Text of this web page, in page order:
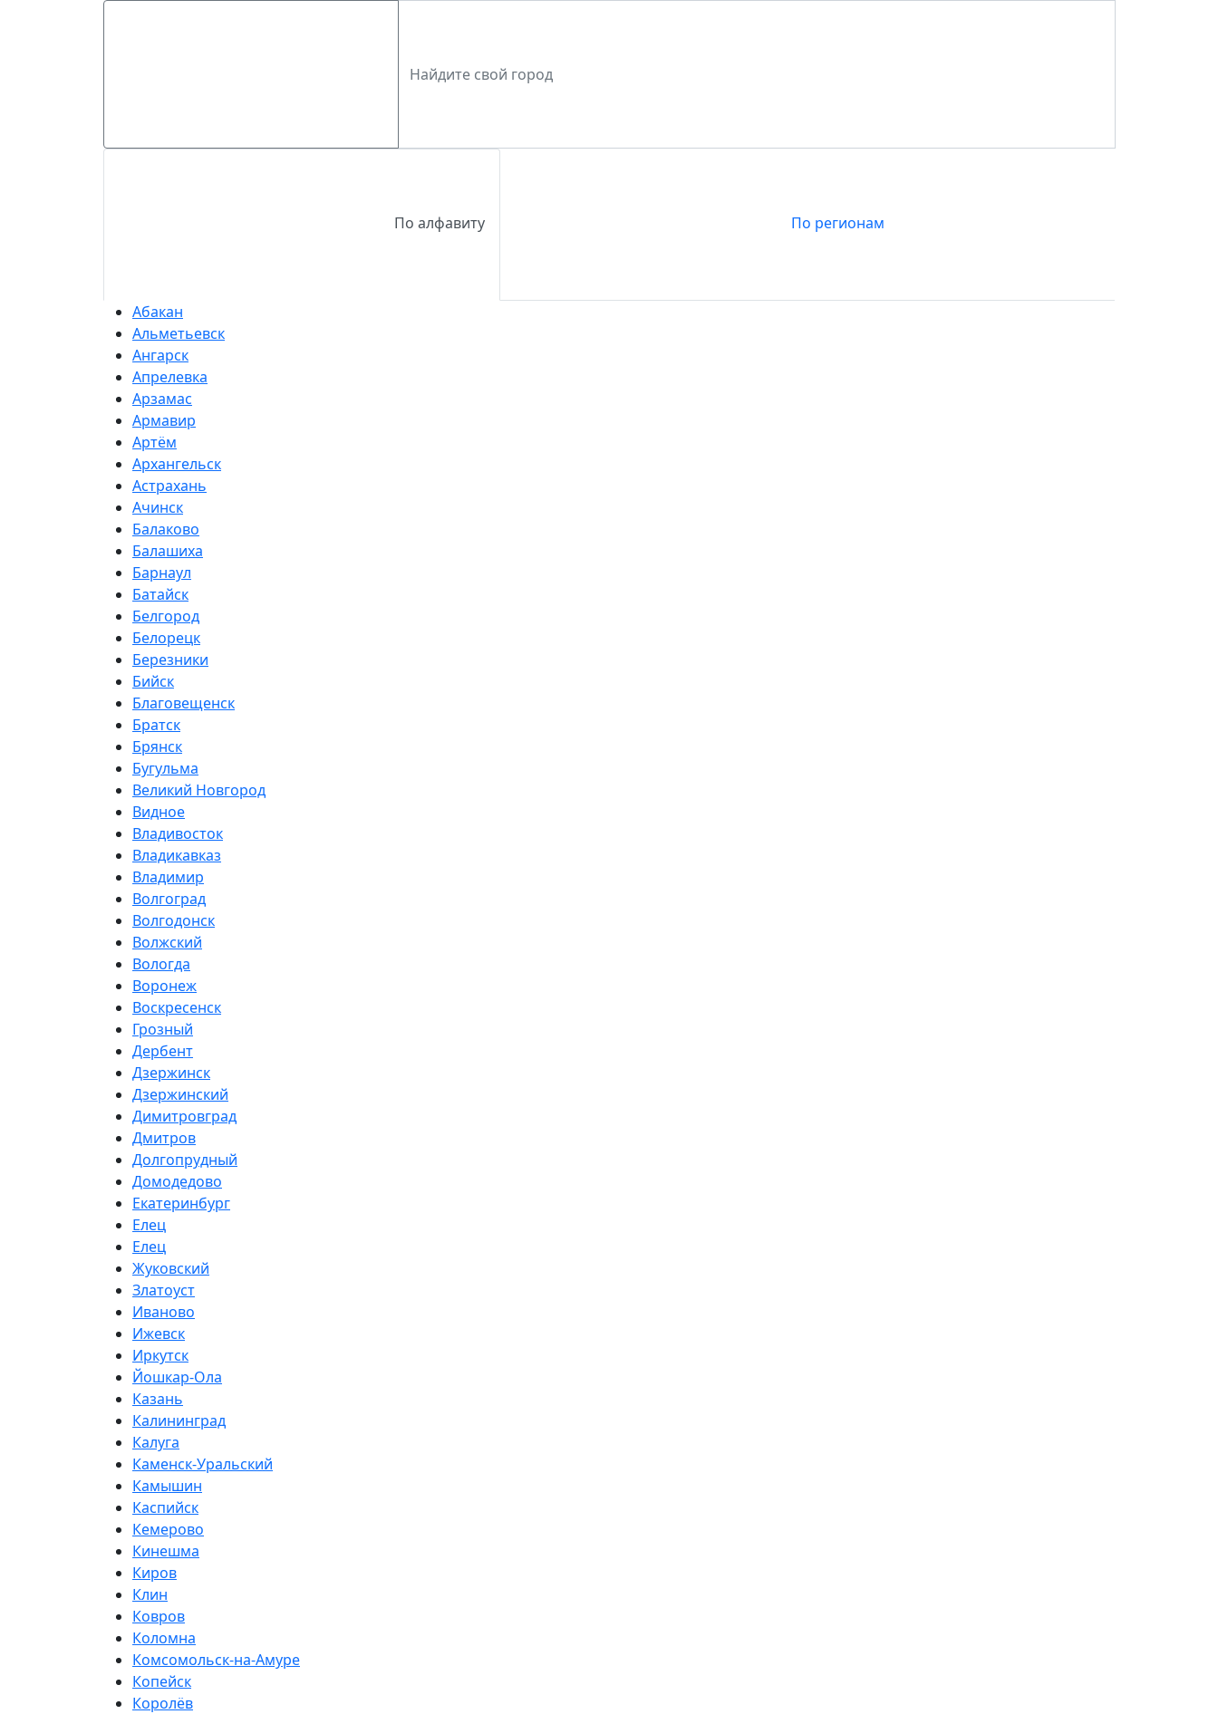
По алфавиту По регионам
Абакан
Альметьевск
Ангарск
Апрелевка
Арзамас
Армавир
Артём
Архангельск
Астрахань
Ачинск
Балаково
Балашиха
Барнаул
Батайск
Белгород
Белорецк
Березники
Бийск
Благовещенск
Братск
Брянск
Бугульма
Великий Новгород
Видное
Владивосток
Владикавказ
Владимир
Волгоград
Волгодонск
Волжский
Вологда
Воронеж
Воскресенск
Грозный
Дербент
Дзержинск
Дзержинский
Димитровград
Дмитров
Долгопрудный
Домодедово
Екатеринбург
Елец
Елец
Жуковский
Златоуст
Иваново
Ижевск
Иркутск
Йошкар-Ола
Казань
Калининград
Калуга
Каменск-Уральский
Камышин
Каспийск
Кемерово
Кинешма
Киров
Клин
Ковров
Коломна
Комсомольск-на-Амуре
Копейск
Королёв